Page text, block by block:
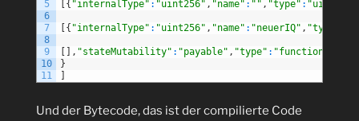
5
6
7
8
9
10
11
{ "internalType" : "uint256" , "name" : "" , "type" : "uint256"
{ "internalType" : "uint256" , "name" : "neuerIQ" , "type"
, "stateMutability" : "payable" , "type" : "function"
}
Und der Bytecode, das ist der compilierte Code